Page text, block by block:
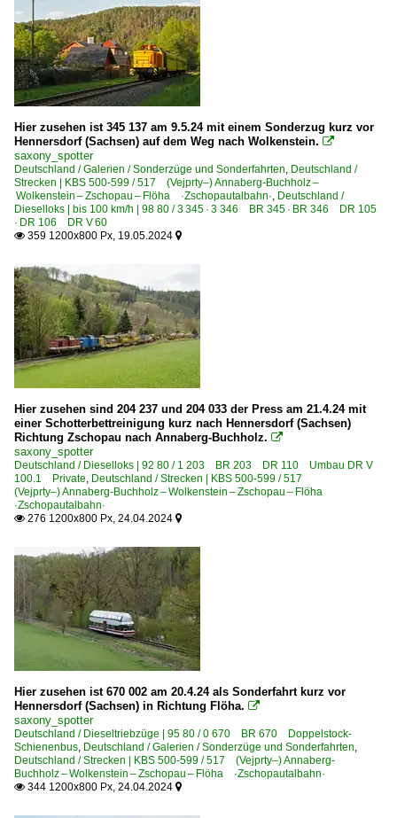
Unternehmen (L - Z)
Mitteldeutsche Eisenbahn GmbH, Schkopau ·MEG·
Muldental-Eisenbahnverkehrsgesellschaft mbH, Zwickau
PRESS Eisenbahn-Bau- und Betriebsgesellschaft
Regio Infra Service Sachsen GmbH ·RIS·
Triangula Logistik GmbH ·TRG·
Zweikraftloks | Zweikrafthybridloks | 90 80
2 159 BR 159 ·Eurodual·
2 248 BR 248 ·Vectron Dual Mode·
Tschechien
Dieselloks
2 752 BR 752 · T 478.2 'Bardotka' ohne Zugheizanlage
Hier zusehen ist 345 137 am 9.5.24 mit einem Sonderzug kurz vor
Hennersdorf (Sachsen) auf dem Weg nach Wolkenstein. 
saxony_spotter
Deutschland / Galerien / Sonderzüge und Sonderfahrten, Deutschland /
Strecken | KBS 500-599 / 517 (Vejprty–) Annaberg-Buchholz –
Wolkenstein – Zschopau – Flöha ·Zschopautalbahn·, Deutschland /
Dieselloks | bis 100 km/h | 98 80 / 3 345 · 3 346 BR 345 · BR 346 DR 105
· DR 106 DR V 60
 359 1200x800 Px, 19.05.2024 
Hier zusehen sind 204 237 und 204 033 der Press am 21.4.24 mit
einer Schotterbettreinigung kurz nach Hennersdorf (Sachsen)
Richtung Zschopau nach Annaberg-Buchholz. 
saxony_spotter
Deutschland / Dieselloks | 92 80 / 1 203 BR 203 DR 110 Umbau DR V
100.1 Private, Deutschland / Strecken | KBS 500-599 / 517
(Vejprty–) Annaberg-Buchholz – Wolkenstein – Zschopau – Flöha
·Zschopautalbahn·
 276 1200x800 Px, 24.04.2024 
Hier zusehen ist 670 002 am 20.4.24 als Sonderfahrt kurz vor
Hennersdorf (Sachsen) in Richtung Flöha. 
saxony_spotter
Deutschland / Dieseltriebzüge | 95 80 / 0 670 BR 670 Doppelstock-
Schienenbus, Deutschland / Galerien / Sonderzüge und Sonderfahrten,
Deutschland / Strecken | KBS 500-599 / 517 (Vejprty–) Annaberg-
Buchholz – Wolkenstein – Zschopau – Flöha ·Zschopautalbahn·
 344 1200x800 Px, 24.04.2024 